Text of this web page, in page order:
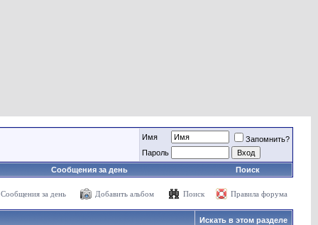
Имя
Запомнить?
Пароль
Сообщения за день Поиск
Сообщения за день Добавить альбом Поиск Правила форума
Искать в этом разделе